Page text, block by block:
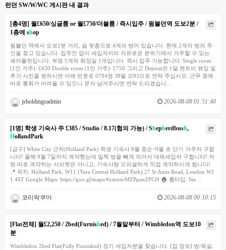
런던 SW/W/WC 게시판 내 결과
[총4명] 월£650/싱글룸 or 월£750/더블룸 / 즉시입주 / 윔블던역 도보2분 /
1층에 shop
윔블던 역에서 도보2분 거리, 숍 윗층으로 4개의 방이 있습니다. 현재 2개의 방의 주
인을 찾고 있습니다. 집주인 없이 세입자끼리 자유로운 분위기에서 거주할 수 있는
쉐어플랏입니다. 부엌 1개와 화장실 1개입니다. 즉시 입주 가능합니다. Single room
(1인 거주): £650 Double room (1인 거주): £750 그리고 Deposit은 1달 렌트비 뷰잉 및
추가 사진을 원하시면 아래 번호로 0794영 38팔 오83으로 연락 주십시오. 근무 중에
바로 통화가 어려울 수 있으니 문자 남겨주시면 연락 드리겠습니…
jsholdingsadmin 2026-08-08 01:51:40
[1명] 학생 기숙사 주 £385 / Studio / 8.17(협의 가능) / Shepherdbush,
HollandPark
[급구] White City 근처(Holland Park) 학생 기숙사 8월 중순~9월 초 단기 거주자 구합
니다! 올해 9월 7일까지 계약했는데 일찍 방을 빼게 되어서 대체세입자 구합니다! 저
랑 따로 계약하는 서브렛은 아니고, 기숙사랑 오피셜하게 직접 계약하시게 됩니다!
📍 위치: Holland Park, W11 (Yara Central Holland Park) 27 St Anns Road, London W1
1 4ST Google Maps: https://goo.gl/maps/4xmnsvMZPpanZFCi9 🏠 룸타입: Sta…
코리락쿠마 2026-08-08 00:10:15
[Flat전체] 월£2,250 / 2bed(Furnished) / 7월말부터 / Wimbledon역 도보10
분
Wimbledon 2bed Flat(Fully Furnished) 장기 세입자분을 찾습니다. [집 정보] 방/욕실: